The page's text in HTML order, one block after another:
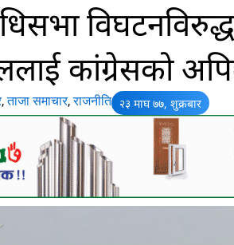
कांग्रेसको
,ताजा समाचार,राजनीति २३ माघ ७७, शुक्रबार